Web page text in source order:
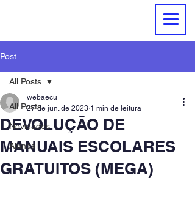
Post
All Posts
Novidades
Alunos
All Posts
DEVOLUÇÃO DE
MANUAIS ESCOLARES
GRATUITOS (MEGA)
webaecu
27 de jun. de 2023 1 min de leitura